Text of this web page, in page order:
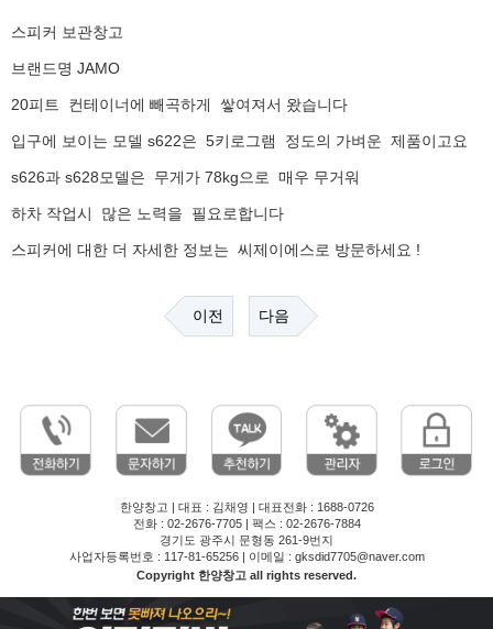
스피커 보관창고
브랜드명 JAMO
20피트 컨테이너에 빼곡하게 쌓여져서 왔습니다
입구에 보이는 모델 s622은 5키로그램 정도의 가벼운 제품이고요
s626과 s628모델은 무게가 78kg으로 매우 무거워
하차 작업시 많은 노력을 필요로합니다
스피커에 대한 더 자세한 정보는 씨제이에스로 방문하세요 !
이전 다음
한양창고 | 대표 : 김채영 | 대표전화 : 1688-0726
전화 : 02-2676-7705 | 팩스 : 02-2676-7884
경기도 광주시 문형동 261-9번지
사업자등록번호 : 117-81-65256 | 이메일 : gksdid7705@naver.com
Copyright 한양창고 all rights reserved.